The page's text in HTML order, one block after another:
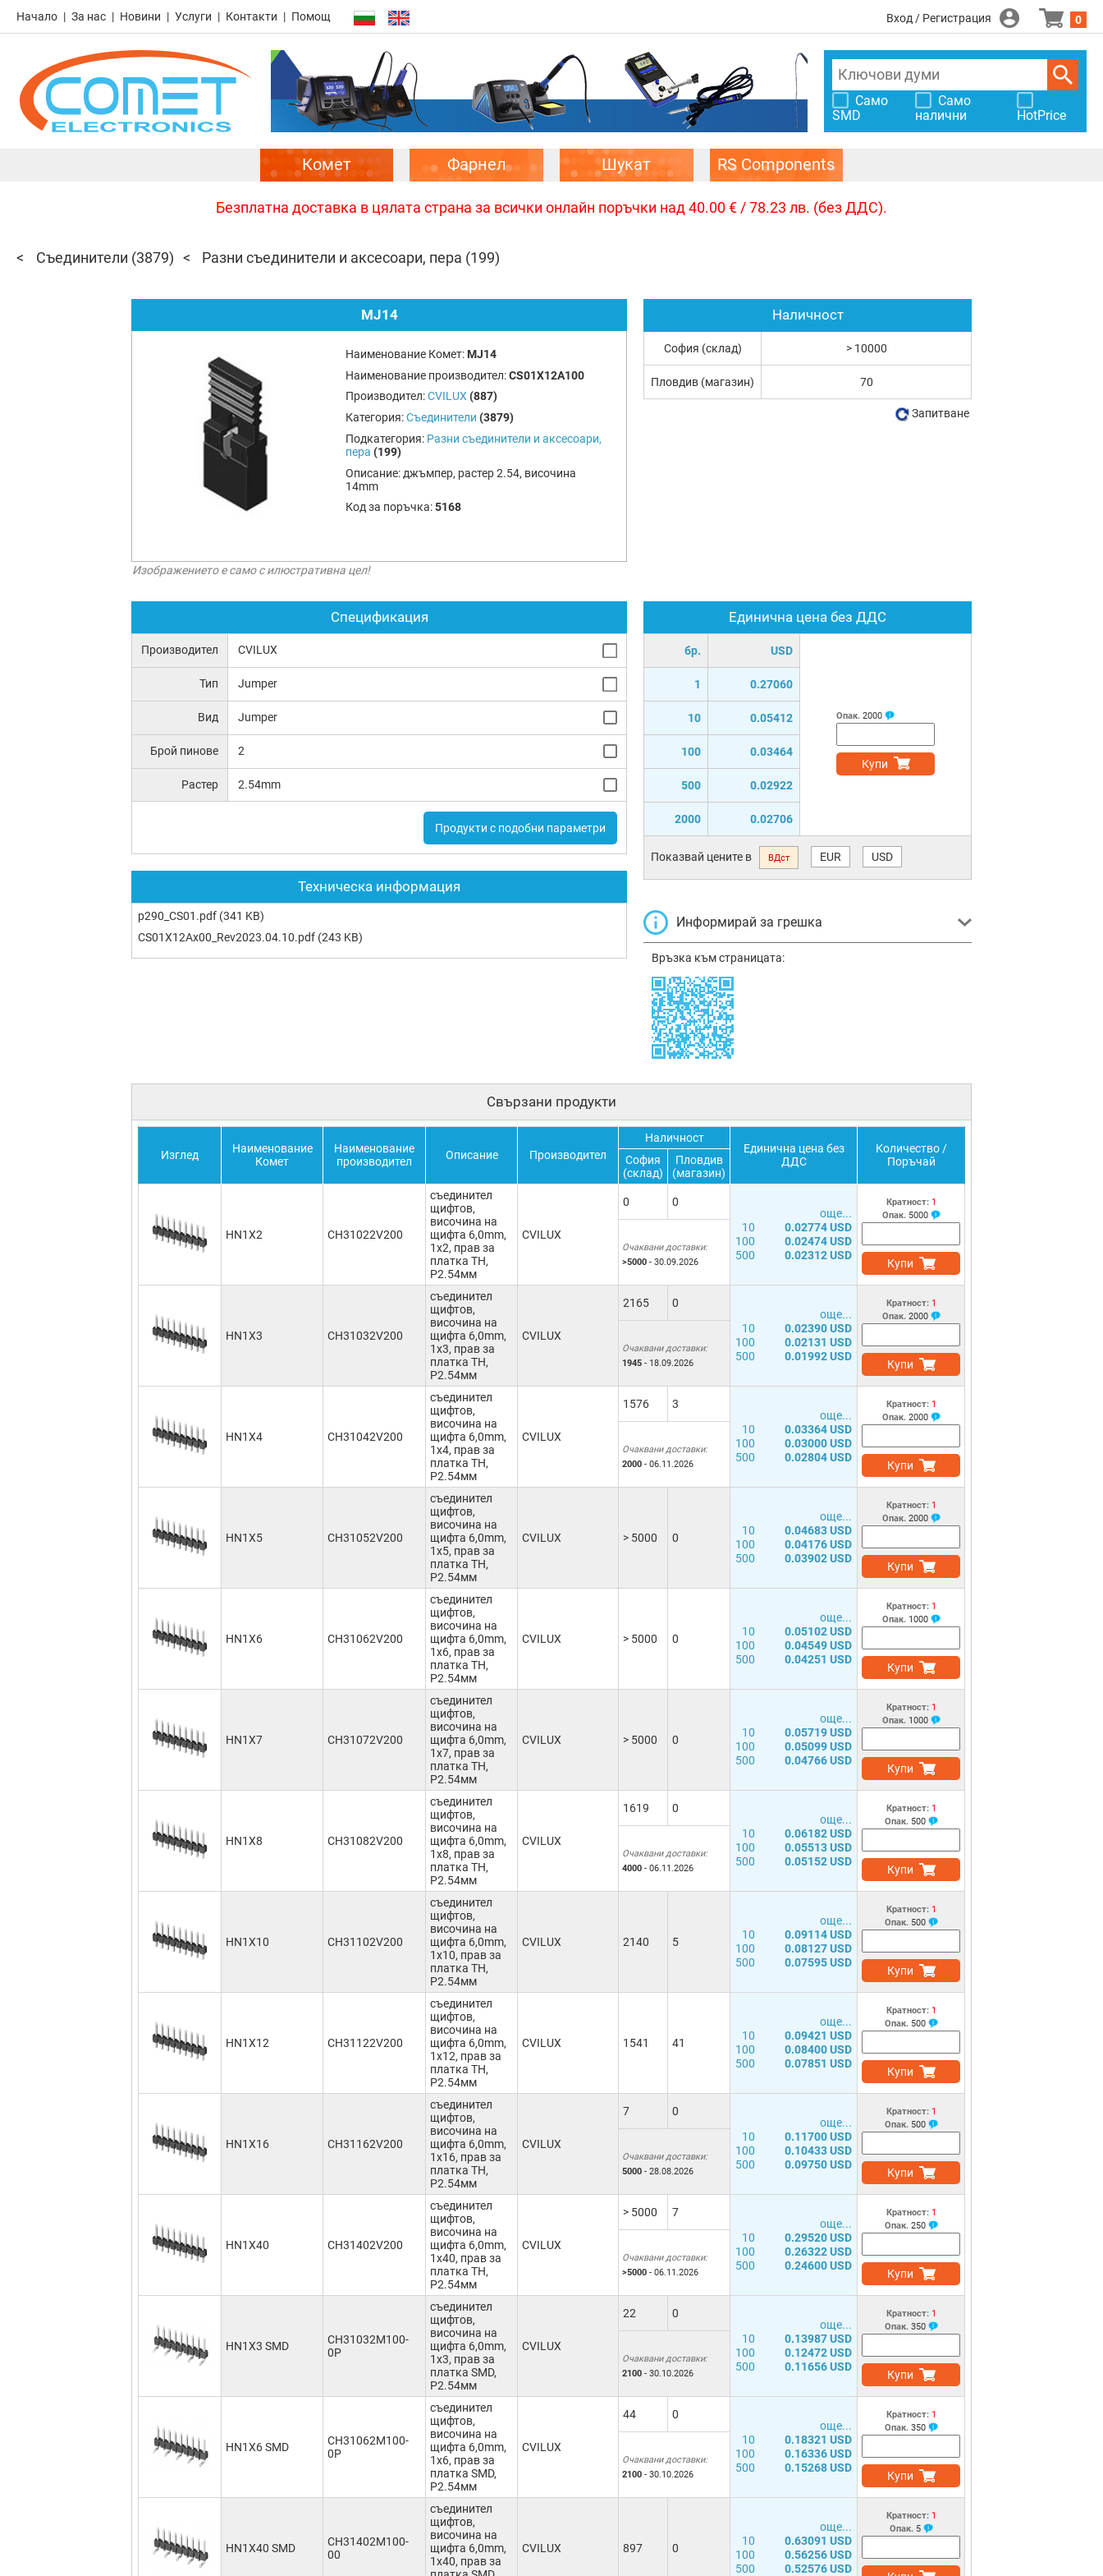
Начало За нас Новини Услуги Контакти Помощ Вход / Регистрация 0
Само
SMD
Само
налични
HotPrice
Комет Фарнел Шукат RS Components
Безплатна доставка в цялата страна за всички онлайн поръчки над 40.00 € / 78.23 лв. (без ДДС).
Съединители (3879) Разни съединители и аксесоари, пера (199)
MJ14
Наименование Комет: MJ14
Наименование производител:CS01X12A100
Производител:CVILUX (887)
Категория:Съединители (3879)
Подкатегория: Разни съединители и аксесоари,
пера (199)
Описание: джъмпер, растер 2.54, височина
14mm
Код за поръчка:5168
Изображението е само с илюстративна цел!
Спецификация
Производител CVILUX
Тип Jumper
Вид Jumper
Брой пинове 2
Растер 2.54mm
Продукти с подобни параметри
Техническа информация
p290_CS01.pdf (341 KB)
CS01X12Ax00_Rev2023.04.10.pdf (243 KB)
Единична цена без ДДС
бр. USD
1 0.27060
10 0.05412
100 0.03464
500 0.02922
2000 0.02706
Опак. 2000
Купи
Показвай цените в ВДст EUR USD
Информирай за грешка
Връзка към страницата:
Наличност
София (склад) > 10000
Пловдив (магазин) 70
Запитване
Свързани продукти
Изглед
Наименование
Комет
Наименование
производител
Описание Производител
Наличност
Единична цена без
ДДС
Количество /
Поръчай
София
(склад)
Пловдив
(магазин)
HN1X2 CH31022V200
съединител
щифтов,
височина на
щифта 6,0mm,
1x2, прав за
платка TH,
Р2.54мм
CVILUX
0
0
още...
10
0.02774 USD
100
0.02474 USD
500
0.02312 USD
Кратност: 1
Опак. 5000
Купи
Очаквани доставки:
>5000 - 30.09.2026
HN1X3 CH31032V200
съединител
щифтов,
височина на
щифта 6,0mm,
1x3, прав за
платка TH,
Р2.54мм
CVILUX
2165
0
още...
10
0.02390 USD
100
0.02131 USD
500
0.01992 USD
Кратност: 1
Опак. 2000
Купи
Очаквани доставки:
1945 - 18.09.2026
HN1X4 CH31042V200
съединител
щифтов,
височина на
щифта 6,0mm,
1x4, прав за
платка TH,
Р2.54мм
CVILUX
1576
3
още...
10
0.03364 USD
100
0.03000 USD
500
0.02804 USD
Кратност: 1
Опак. 2000
Купи
Очаквани доставки:
2000 - 06.11.2026
HN1X5 CH31052V200
съединител
щифтов,
височина на
щифта 6,0mm,
1x5, прав за
платка TH,
Р2.54мм
CVILUX > 5000 0
още...
10
0.04683 USD
100
0.04176 USD
500
0.03902 USD
Кратност: 1
Опак. 2000
Купи
HN1X6 CH31062V200
съединител
щифтов,
височина на
щифта 6,0mm,
1x6, прав за
платка TH,
Р2.54мм
CVILUX > 5000 0
още...
10
0.05102 USD
100
0.04549 USD
500
0.04251 USD
Кратност: 1
Опак. 1000
Купи
HN1X7 CH31072V200
съединител
щифтов,
височина на
щифта 6,0mm,
1x7, прав за
платка TH,
Р2.54мм
CVILUX > 5000 0
още...
10
0.05719 USD
100
0.05099 USD
500
0.04766 USD
Кратност: 1
Опак. 1000
Купи
HN1X8 CH31082V200
съединител
щифтов,
височина на
щифта 6,0mm,
1x8, прав за
платка TH,
Р2.54мм
CVILUX
1619
0
още...
10
0.06182 USD
100
0.05513 USD
500
0.05152 USD
Кратност: 1
Опак. 500
Купи
Очаквани доставки:
4000 - 06.11.2026
HN1X10 CH31102V200
съединител
щифтов,
височина на
щифта 6,0mm,
1x10, прав за
платка TH,
Р2.54мм
CVILUX 2140 5
още...
10
0.09114 USD
100
0.08127 USD
500
0.07595 USD
Кратност: 1
Опак. 500
Купи
HN1X12 CH31122V200
съединител
щифтов,
височина на
щифта 6,0mm,
1x12, прав за
платка TH,
Р2.54мм
CVILUX 1541 41
още...
10
0.09421 USD
100
0.08400 USD
500
0.07851 USD
Кратност: 1
Опак. 500
Купи
HN1X16 CH31162V200
съединител
щифтов,
височина на
щифта 6,0mm,
1x16, прав за
платка TH,
Р2.54мм
CVILUX
7
0
още...
10
0.11700 USD
100
0.10433 USD
500
0.09750 USD
Кратност: 1
Опак. 500
Купи
Очаквани доставки:
5000 - 28.08.2026
HN1X40 CH31402V200
съединител
щифтов,
височина на
щифта 6,0mm,
1x40, прав за
платка TH,
Р2.54мм
CVILUX
> 5000
7
още...
10
0.29520 USD
100
0.26322 USD
500
0.24600 USD
Кратност: 1
Опак. 250
Купи
Очаквани доставки:
>5000 - 06.11.2026
HN1X3 SMD
CH31032M100-
0P
съединител
щифтов,
височина на
щифта 6,0mm,
1x3, прав за
платка SMD,
Р2.54мм
CVILUX
22
0
още...
10
0.13987 USD
100
0.12472 USD
500
0.11656 USD
Кратност: 1
Опак. 350
Купи
Очаквани доставки:
2100 - 30.10.2026
HN1X6 SMD
CH31062M100-
0P
съединител
щифтов,
височина на
щифта 6,0mm,
1x6, прав за
платка SMD,
Р2.54мм
CVILUX
44
0
още...
10
0.18321 USD
100
0.16336 USD
500
0.15268 USD
Кратност: 1
Опак. 350
Купи
Очаквани доставки:
2100 - 30.10.2026
HN1X40 SMD
CH31402M100-
00
съединител
щифтов,
височина на
щифта 6,0mm,
1x40, прав за
CVILUX 897 0
още...
10
0.63091 USD
100
0.56256 USD
500
0.52576 USD
Кратност: 1
Опак. 5